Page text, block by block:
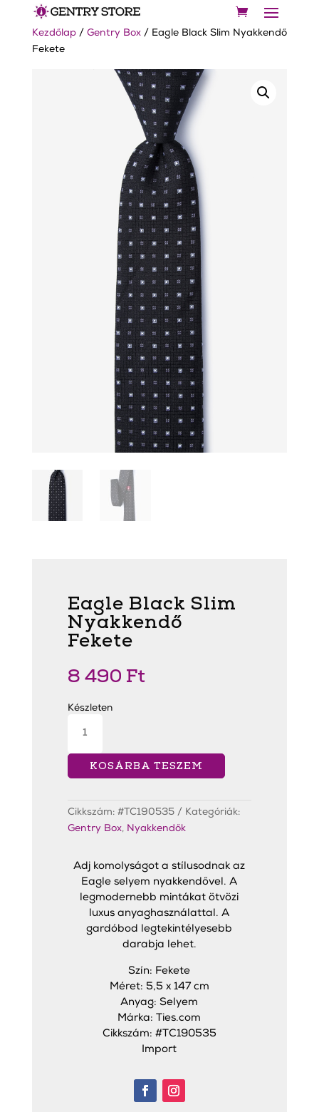
Kezdőlap/ Gentry Box/ Eagle Black Slim Nyakkendő
Fekete
Eagle Black Slim
Nyakkendő
Fekete
8 490 Ft
Készleten
Black
Nyakkendő
Fekete
mennyiség
KOSÁRBA TESZEM
Cikkszám: #TC190535
Kategóriák:
Gentry Box, Nyakkendők
Adj komolyságot a stílusodnak az
Eagle selyem nyakkendővel. A
legmodernebb mintákat ötvözi
luxus anyaghasználattal. A
gardóbod legtekintélyesebb
darabja lehet.
Szín: Fekete
Méret: 5,5 x 147 cm
Anyag: Selyem
Márka: Ties.com
Cikkszám: #TC190535
Import